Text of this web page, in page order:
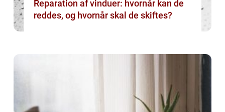
Reparation af vinduer: hvornår kan de
reddes, og hvornår skal de skiftes?